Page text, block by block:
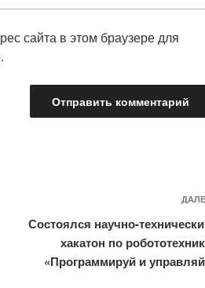
сайта в этом браузере для
Состоялся научно-
хакатон по
«Программируй и